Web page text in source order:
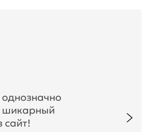
шикарный
сайт!